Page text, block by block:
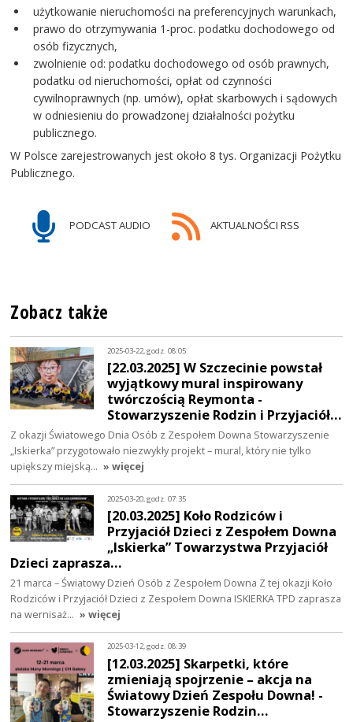
użytkowanie nieruchomości na preferencyjnych warunkach,
prawo do otrzymywania 1-proc. podatku dochodowego od
osób fizycznych,
zwolnienie od: podatku dochodowego od osób prawnych,
podatku od nieruchomości, opłat od czynności
cywilnoprawnych (np. umów), opłat skarbowych i sądowych
w odniesieniu do prowadzonej działalności pożytku
publicznego.
W Polsce zarejestrowanych jest około 8 tys. Organizacji Pożytku
Publicznego.
PODCAST AUDIO AKTUALNOŚCI RSS
Zobacz także
2025-03-22, godz. 08:05
[22.03.2025] W Szczecinie powstał
wyjątkowy mural inspirowany
twórczością Reymonta -
Stowarzyszenie Rodzin i Przyjaciół…
Z okazji Światowego Dnia Osób z Zespołem Downa Stowarzyszenie
„Iskierka” przygotowało niezwykły projekt – mural, który nie tylko
upiększy miejską… » więcej
2025-03-20, godz. 07:35
[20.03.2025] Koło Rodziców i
Przyjaciół Dzieci z Zespołem Downa
„Iskierka” Towarzystwa Przyjaciół
Dzieci zaprasza…
21 marca – Światowy Dzień Osób z Zespołem Downa Z tej okazji Koło
Rodziców i Przyjaciół Dzieci z Zespołem Downa ISKIERKA TPD zaprasza
na wernisaż… » więcej
2025-03-12, godz. 08:39
[12.03.2025] Skarpetki, które
zmieniają spojrzenie – akcja na
Światowy Dzień Zespołu Downa! -
Stowarzyszenie Rodzin…